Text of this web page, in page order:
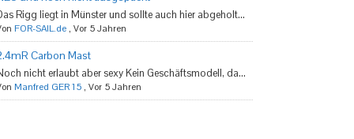
Rigg liegt in Münster und sollte auch hier abgeholt...
FOR-SAIL.de , Vor 5 Jahren
Carbon Mast
nicht erlaubt aber sexy Kein Geschäftsmodell, da...
Manfred GER 15 , Vor 5 Jahren